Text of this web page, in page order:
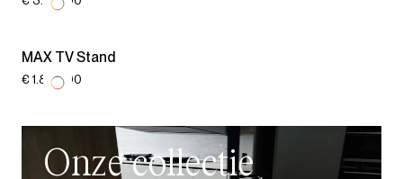
MAX TV Stand
€ 1.863,00
Onze collectie